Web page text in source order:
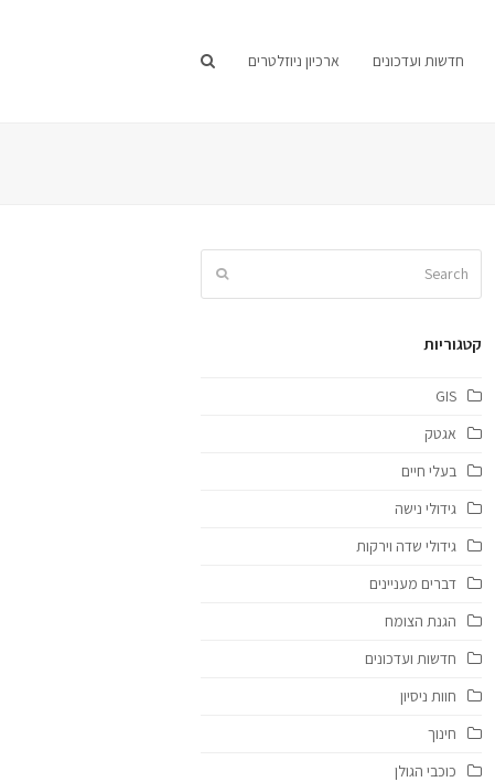
חדשות ועדכונים ארכיון ניוזלטרים
קטגוריות
GIS
אגטק
בעלי חיים
גידולי נישה
גידולי שדה וירקות
דברים מעניינים
הגנת הצומח
חדשות ועדכונים
חוות ניסיון
חינוך
כוכבי הגולן